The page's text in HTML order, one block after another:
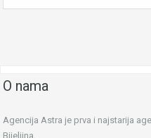
O nama
Agencija Astra je prva i najstarija
Bijeljina.